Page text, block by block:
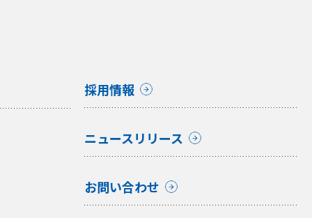
採用情報
ニュースリリース
お問い合わせ